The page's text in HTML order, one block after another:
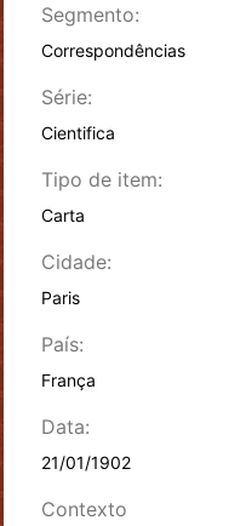
Segmento:
Correspondências
Série:
Cientifica
Tipo de item:
Carta
Cidade:
Paris
País:
França
Data:
21/01/1902
Contexto